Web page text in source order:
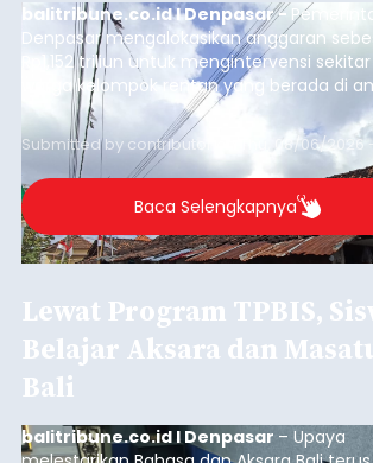
balitribune.co.id I Denpasar -
Denpasar mengalokasikan anggaran
Rp1,152 triliun untuk mengintervensi
warga kelompok rentan yang berada di
garis kemiskinan. Langkah strategis ini
guna menjaga masyarakat yang berada
kelompok desil 5 dan 6 tersebut agar tidak
merosot ke kategori miskin.
Submitted by contributor Thu, 08/06/2026
Baca Selengkapnya
Lewat Program TPBIS,
Belajar Aksara dan
Bali
balitribune.co.id I Denpasar – Upaya